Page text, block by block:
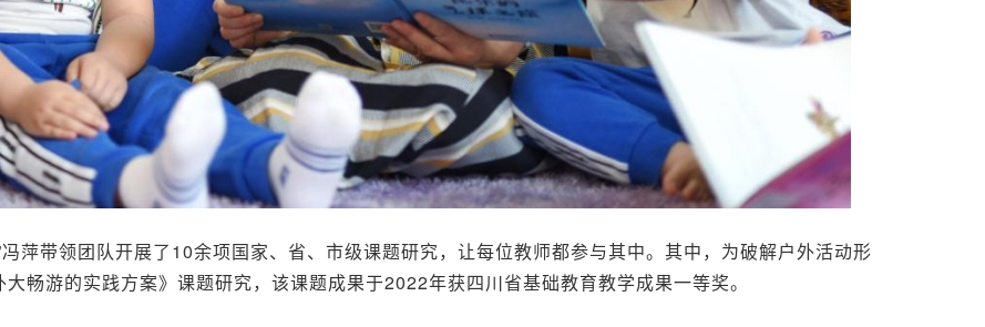
萍带领团队开展了10余项国家、省、市级课题研究，让每位教师都参与其中。其中，为破解户外活动形
畅游的实践方案》课题研究，该课题成果于2022年获四川省基础教育教学成果一等奖。